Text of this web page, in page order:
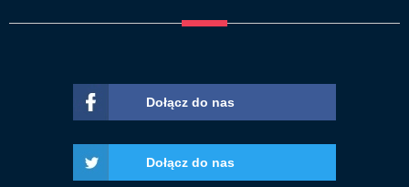
Dołącz do nas
Dołącz do nas